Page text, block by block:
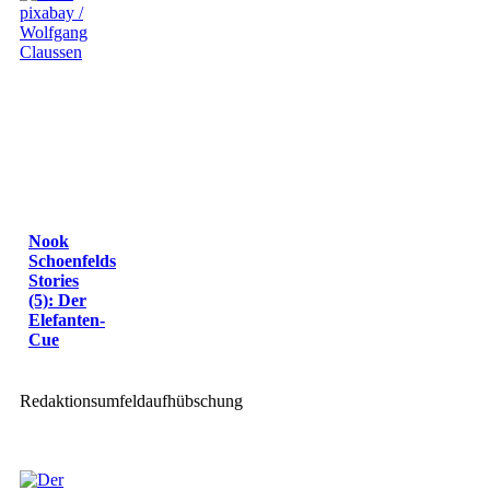
Nook
Schoenfelds
Stories
(5): Der
Elefanten-
Cue
Redaktionsumfeldaufhübschung